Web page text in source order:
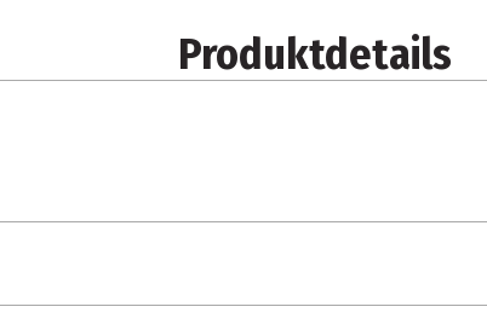
Produktdetails